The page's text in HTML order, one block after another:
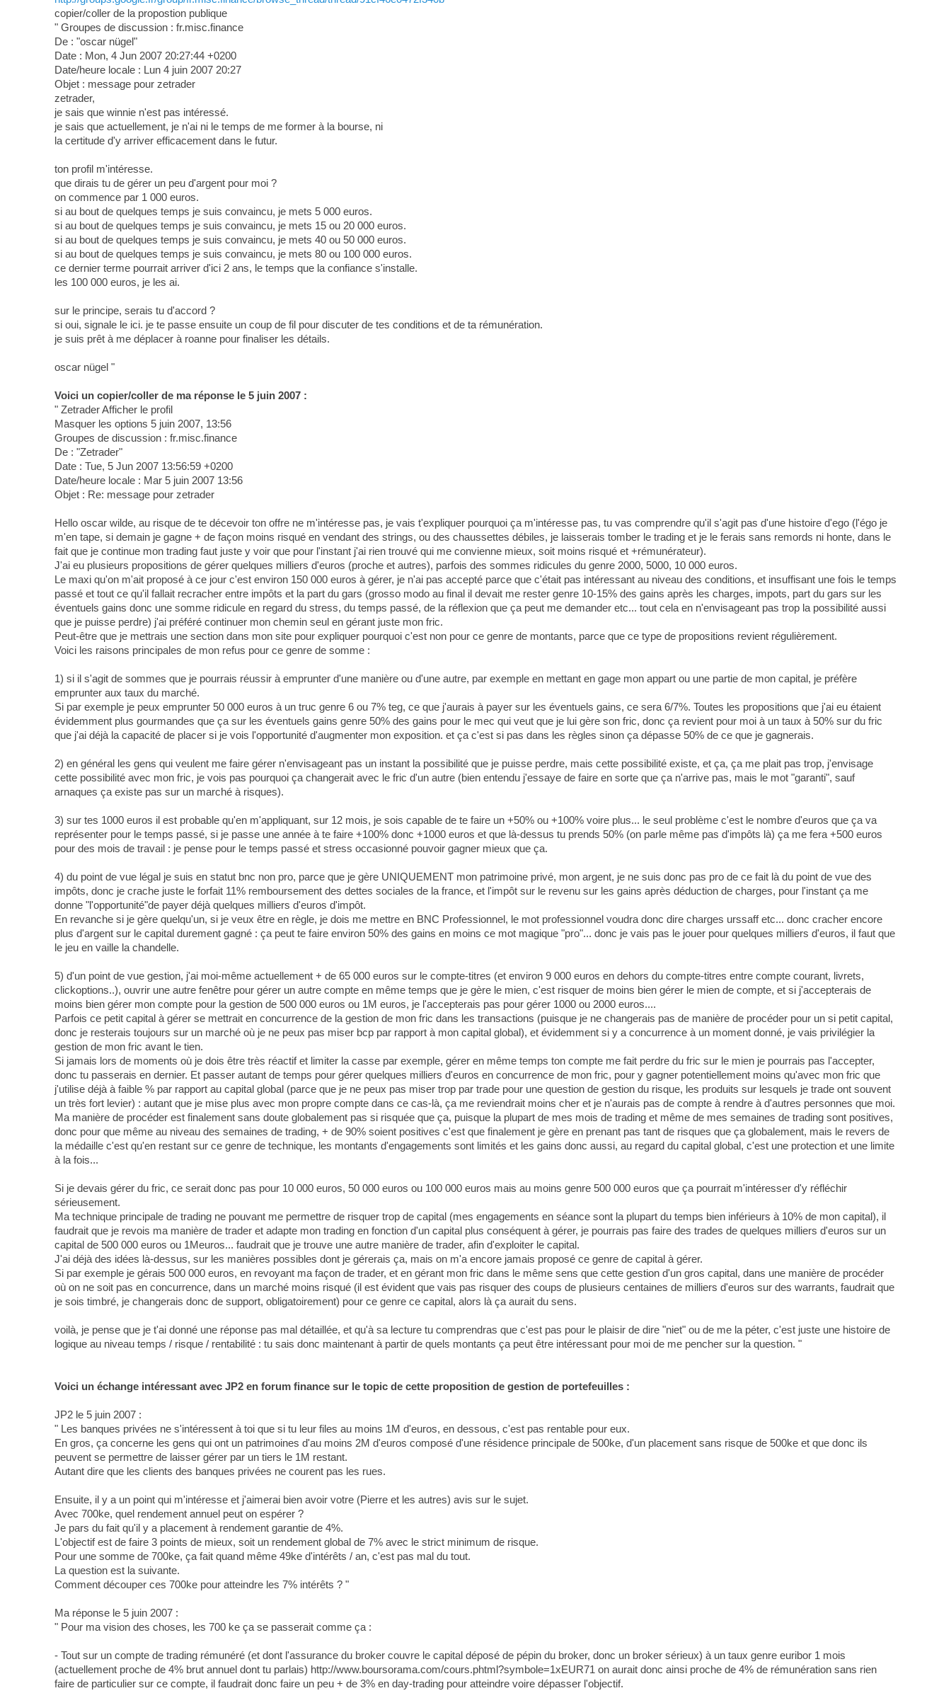
copier/coller de la propostion publique
" Groupes de discussion : fr.misc.finance
De : "oscar nügel"
Date : Mon, 4 Jun 2007 20:27:44 +0200
Date/heure locale : Lun 4 juin 2007 20:27
Objet : message pour zetrader
zetrader,
je sais que winnie n'est pas intéressé.
je sais que actuellement, je n'ai ni le temps de me former à la bourse, ni
la certitude d'y arriver efficacement dans le futur.
ton profil m'intéresse.
que dirais tu de gérer un peu d'argent pour moi ?
on commence par 1 000 euros.
si au bout de quelques temps je suis convaincu, je mets 5 000 euros.
si au bout de quelques temps je suis convaincu, je mets 15 ou 20 000 euros.
si au bout de quelques temps je suis convaincu, je mets 40 ou 50 000 euros.
si au bout de quelques temps je suis convaincu, je mets 80 ou 100 000 euros.
ce dernier terme pourrait arriver d'ici 2 ans, le temps que la confiance s'installe.
les 100 000 euros, je les ai.
sur le principe, serais tu d'accord ?
si oui, signale le ici. je te passe ensuite un coup de fil pour discuter de tes conditions et de ta rémunération.
je suis prêt à me déplacer à roanne pour finaliser les détails.
oscar nügel "
Voici un copier/coller de ma réponse le 5 juin 2007 :
" Zetrader Afficher le profil
Masquer les options 5 juin 2007, 13:56
Groupes de discussion : fr.misc.finance
De : "Zetrader"
Date : Tue, 5 Jun 2007 13:56:59 +0200
Date/heure locale : Mar 5 juin 2007 13:56
Objet : Re: message pour zetrader
Hello oscar wilde, au risque de te décevoir ton offre ne m'intéresse pas, je vais t'expliquer pourquoi ça m'intéresse pas, tu vas comprendre qu'il s'agit pas d'une histoire d'ego (l'égo je
m'en tape, si demain je gagne + de façon moins risqué en vendant des strings, ou des chaussettes débiles, je laisserais tomber le trading et je le ferais sans remords ni honte, dans le
fait que je continue mon trading faut juste y voir que pour l'instant j'ai rien trouvé qui me convienne mieux, soit moins risqué et +rémunérateur).
J'ai eu plusieurs propositions de gérer quelques milliers d'euros (proche et autres), parfois des sommes ridicules du genre 2000, 5000, 10 000 euros.
Le maxi qu'on m'ait proposé à ce jour c'est environ 150 000 euros à gérer, je n'ai pas accepté parce que c'était pas intéressant au niveau des conditions, et insuffisant une fois le temps
passé et tout ce qu'il fallait recracher entre impôts et la part du gars (grosso modo au final il devait me rester genre 10-15% des gains après les charges, impots, part du gars sur les
éventuels gains donc une somme ridicule en regard du stress, du temps passé, de la réflexion que ça peut me demander etc... tout cela en n'envisageant pas trop la possibilité aussi
que je puisse perdre) j'ai préféré continuer mon chemin seul en gérant juste mon fric.
Peut-être que je mettrais une section dans mon site pour expliquer pourquoi c'est non pour ce genre de montants, parce que ce type de propositions revient régulièrement.
Voici les raisons principales de mon refus pour ce genre de somme :
1) si il s'agit de sommes que je pourrais réussir à emprunter d'une manière ou d'une autre, par exemple en mettant en gage mon appart ou une partie de mon capital, je préfère
emprunter aux taux du marché.
Si par exemple je peux emprunter 50 000 euros à un truc genre 6 ou 7% teg, ce que j'aurais à payer sur les éventuels gains, ce sera 6/7%. Toutes les propositions que j'ai eu étaient
évidemment plus gourmandes que ça sur les éventuels gains genre 50% des gains pour le mec qui veut que je lui gère son fric, donc ça revient pour moi à un taux à 50% sur du fric
que j'ai déjà la capacité de placer si je vois l'opportunité d'augmenter mon exposition. et ça c'est si pas dans les règles sinon ça dépasse 50% de ce que je gagnerais.
2) en général les gens qui veulent me faire gérer n'envisageant pas un instant la possibilité que je puisse perdre, mais cette possibilité existe, et ça, ça me plait pas trop, j'envisage
cette possibilité avec mon fric, je vois pas pourquoi ça changerait avec le fric d'un autre (bien entendu j'essaye de faire en sorte que ça n'arrive pas, mais le mot "garanti", sauf
arnaques ça existe pas sur un marché à risques).
3) sur tes 1000 euros il est probable qu'en m'appliquant, sur 12 mois, je sois capable de te faire un +50% ou +100% voire plus... le seul problème c'est le nombre d'euros que ça va
représenter pour le temps passé, si je passe une année à te faire +100% donc +1000 euros et que là-dessus tu prends 50% (on parle même pas d'impôts là) ça me fera +500 euros
pour des mois de travail : je pense pour le temps passé et stress occasionné pouvoir gagner mieux que ça.
4) du point de vue légal je suis en statut bnc non pro, parce que je gère UNIQUEMENT mon patrimoine privé, mon argent, je ne suis donc pas pro de ce fait là du point de vue des
impôts, donc je crache juste le forfait 11% remboursement des dettes sociales de la france, et l'impôt sur le revenu sur les gains après déduction de charges, pour l'instant ça me
donne "l'opportunité"de payer déjà quelques milliers d'euros d'impôt.
En revanche si je gère quelqu'un, si je veux être en règle, je dois me mettre en BNC Professionnel, le mot professionnel voudra donc dire charges urssaff etc... donc cracher encore
plus d'argent sur le capital durement gagné : ça peut te faire environ 50% des gains en moins ce mot magique "pro"... donc je vais pas le jouer pour quelques milliers d'euros, il faut que
le jeu en vaille la chandelle.
5) d'un point de vue gestion, j'ai moi-même actuellement + de 65 000 euros sur le compte-titres (et environ 9 000 euros en dehors du compte-titres entre compte courant, livrets,
clickoptions..), ouvrir une autre fenêtre pour gérer un autre compte en même temps que je gère le mien, c'est risquer de moins bien gérer le mien de compte, et si j'accepterais de
moins bien gérer mon compte pour la gestion de 500 000 euros ou 1M euros, je l'accepterais pas pour gérer 1000 ou 2000 euros....
Parfois ce petit capital à gérer se mettrait en concurrence de la gestion de mon fric dans les transactions (puisque je ne changerais pas de manière de procéder pour un si petit capital,
donc je resterais toujours sur un marché où je ne peux pas miser bcp par rapport à mon capital global), et évidemment si y a concurrence à un moment donné, je vais privilégier la
gestion de mon fric avant le tien.
Si jamais lors de moments où je dois être très réactif et limiter la casse par exemple, gérer en même temps ton compte me fait perdre du fric sur le mien je pourrais pas l'accepter,
donc tu passerais en dernier. Et passer autant de temps pour gérer quelques milliers d'euros en concurrence de mon fric, pour y gagner potentiellement moins qu'avec mon fric que
j'utilise déjà à faible % par rapport au capital global (parce que je ne peux pas miser trop par trade pour une question de gestion du risque, les produits sur lesquels je trade ont souvent
un très fort levier) : autant que je mise plus avec mon propre compte dans ce cas-là, ça me reviendrait moins cher et je n'aurais pas de compte à rendre à d'autres personnes que moi.
Ma manière de procéder est finalement sans doute globalement pas si risquée que ça, puisque la plupart de mes mois de trading et même de mes semaines de trading sont positives,
donc pour que même au niveau des semaines de trading, + de 90% soient positives c'est que finalement je gère en prenant pas tant de risques que ça globalement, mais le revers de
la médaille c'est qu'en restant sur ce genre de technique, les montants d'engagements sont limités et les gains donc aussi, au regard du capital global, c'est une protection et une limite
à la fois...
Si je devais gérer du fric, ce serait donc pas pour 10 000 euros, 50 000 euros ou 100 000 euros mais au moins genre 500 000 euros que ça pourrait m'intéresser d'y réfléchir
sérieusement.
Ma technique principale de trading ne pouvant me permettre de risquer trop de capital (mes engagements en séance sont la plupart du temps bien inférieurs à 10% de mon capital), il
faudrait que je revois ma manière de trader et adapte mon trading en fonction d'un capital plus conséquent à gérer, je pourrais pas faire des trades de quelques milliers d'euros sur un
capital de 500 000 euros ou 1Meuros... faudrait que je trouve une autre manière de trader, afin d'exploiter le capital.
J'ai déjà des idées là-dessus, sur les manières possibles dont je gérerais ça, mais on m'a encore jamais proposé ce genre de capital à gérer.
Si par exemple je gérais 500 000 euros, en revoyant ma façon de trader, et en gérant mon fric dans le même sens que cette gestion d'un gros capital, dans une manière de procéder
où on ne soit pas en concurrence, dans un marché moins risqué (il est évident que vais pas risquer des coups de plusieurs centaines de milliers d'euros sur des warrants, faudrait que
je sois timbré, je changerais donc de support, obligatoirement) pour ce genre ce capital, alors là ça aurait du sens.
voilà, je pense que je t'ai donné une réponse pas mal détaillée, et qu'à sa lecture tu comprendras que c'est pas pour le plaisir de dire "niet" ou de me la péter, c'est juste une histoire de
logique au niveau temps / risque / rentabilité : tu sais donc maintenant à partir de quels montants ça peut être intéressant pour moi de me pencher sur la question. "
Voici un échange intéressant avec JP2 en forum finance sur le topic de cette proposition de gestion de portefeuilles :
JP2 le 5 juin 2007 :
" Les banques privées ne s'intéressent à toi que si tu leur files au moins 1M d'euros, en dessous, c'est pas rentable pour eux.
En gros, ça concerne les gens qui ont un patrimoines d'au moins 2M d'euros composé d'une résidence principale de 500ke, d'un placement sans risque de 500ke et que donc ils
peuvent se permettre de laisser gérer par un tiers le 1M restant.
Autant dire que les clients des banques privées ne courent pas les rues.
Ensuite, il y a un point qui m'intéresse et j'aimerai bien avoir votre (Pierre et les autres) avis sur le sujet.
Avec 700ke, quel rendement annuel peut on espérer ?
Je pars du fait qu'il y a placement à rendement garantie de 4%.
L'objectif est de faire 3 points de mieux, soit un rendement global de 7% avec le strict minimum de risque.
Pour une somme de 700ke, ça fait quand même 49ke d'intérêts / an, c'est pas mal du tout.
La question est la suivante.
Comment découper ces 700ke pour atteindre les 7% intérêts ? "
Ma réponse le 5 juin 2007 :
" Pour ma vision des choses, les 700 ke ça se passerait comme ça :
- Tout sur un compte de trading rémunéré (et dont l'assurance du broker couvre le capital déposé de pépin du broker, donc un broker sérieux) à un taux genre euribor 1 mois
(actuellement proche de 4% brut annuel dont tu parlais) http://www.boursorama.com/cours.phtml?symbole=1xEUR71 on aurait donc ainsi proche de 4% de rémunération sans rien
faire de particulier sur ce compte, il faudrait donc faire un peu + de 3% en day-trading pour atteindre voire dépasser l'objectif.